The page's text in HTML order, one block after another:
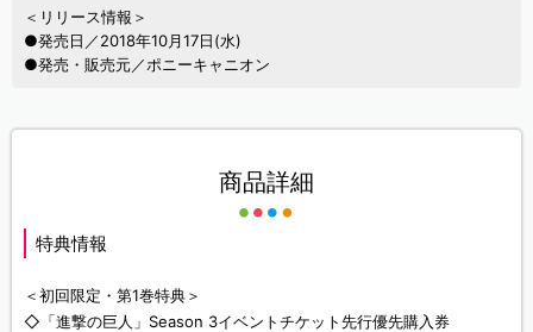
＜リリース情報＞
●発売日／2018年10月17日(水)
●発売・販売元／ポニーキャニオン
商品詳細
特典情報
＜初回限定・第1巻特典＞
◇「進撃の巨人」Season 3イベントチケット先行優先購入券